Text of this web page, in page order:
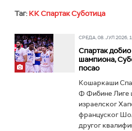
Таг: КК Спартак Суботица
СРЕДА, 08. ЈУЛ 2026,
Спартак
шампиона,
посао
Кошаркаши
Ф Фибине Лиге
израелског
француског
другог